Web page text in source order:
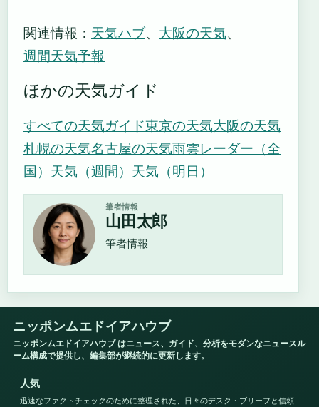
関連情報： 天気ハブ、 大阪の天気、
週間天気予報
ほかの天気ガイド
すべての天気ガイド東京の天気大阪の天気
札幌の天気名古屋の天気雨雲レーダー（全
国） 天気（週間） 天気（明日）
筆者情報
山田太郎
筆者情報
ニッポンムエドイアハウブ
ニッポンムエドイアハウブ はニュース、ガイド、分析をモダンなニュースル
ーム構成で提供し、編集部が継続的に更新します。
人気
迅速なファクトチェックのために整理された、日々のデスク・ブリーフと信頼